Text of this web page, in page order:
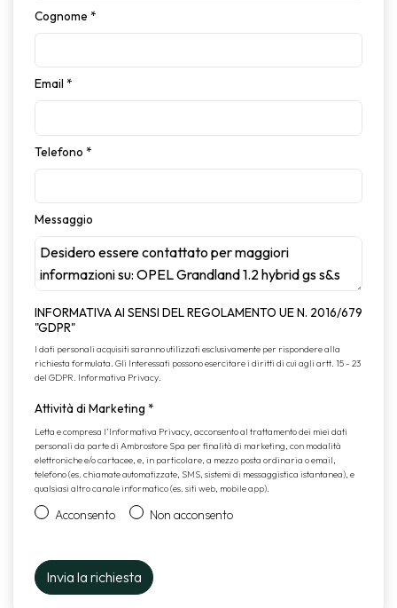
Cognome *
Email *
Telefono *
Messaggio
INFORMATIVA AI SENSI DEL REGOLAMENTO UE N. 2016/679
"GDPR"
I dati personali acquisiti saranno utilizzati esclusivamente per rispondere alla
richiesta formulata. Gli Interessati possono esercitare i diritti di cui agli artt. 15 - 23
del GDPR. Informativa Privacy.
Attività di Marketing *
Letta e compresa l’Informativa Privacy, acconsento al trattamento dei miei dati
personali da parte di Ambrostore Spa per finalità di marketing, con modalità
elettroniche e/o cartacee, e, in particolare, a mezzo posta ordinaria o email,
telefono (es. chiamate automatizzate, SMS, sistemi di messaggistica istantanea), e
qualsiasi altro canale informatico (es. siti web, mobile app).
Acconsento Non acconsento